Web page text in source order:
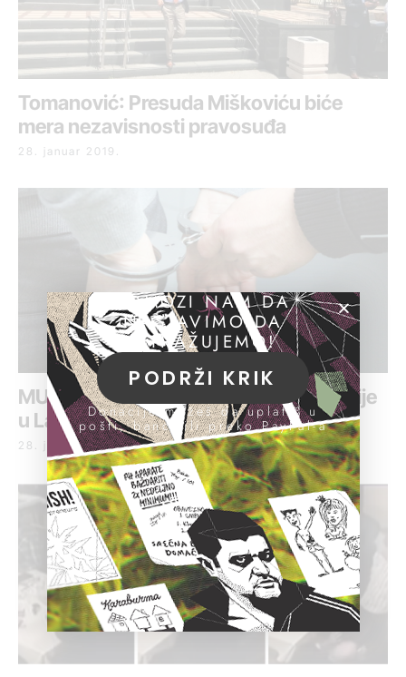
Tomanović: Presuda Miškoviću biće
mera nezavisnosti pravosuđa
28. januar 2019.
MUP: Osmoro uhapšeno zbog korupcije
u Lajkovcu
28. januar 2019.
POMOZI NAM DA
NASTAVIMO DA
ISTRAŽUJEMO!
PODRŽI KRIK
Donacije možeš da uplatiš u
pošti, banci ili preko PayPal-a